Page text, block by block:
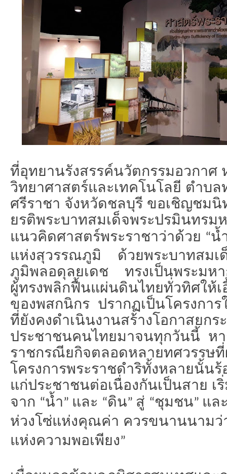
ที่อุทยานรังสรรค์นวัตกรรมอวกาศ
วิทยาศาสตร์และเทคโนโลยี ตำบล
ศรีราชา จังหวัดชลบุรี ขอเชิญชมนิ
ยรติพระบาทสมเด็จพระปรมินทรม
แนวคิดศาสตร์พระราชาว่าด้วย “น้
แห่งสุวรรณภูมิ ด้วยพระบาทสมเ
ภูมิพลอดุลยเดช ทรงเป็นพระมห
ผู้ทรงพลิกฟื้นแผ่นดินไทยทั่วทิศให้
ของพสกนิกร ปรากฏเป็นโครงการ
ที่ยังคงดำเนินงานสร้างโอกาสยก
ประชาชนคนไทยมาจนทุกวันนี้ หา
ราชกรณียกิจตลอดหลายทศวรรษ
โครงการพระราชดำริทั้งหลายนั้นร้
แก่ประชาชนต่อเนื่องกันเป็นสาย เ
จาก “น้ำ” และ “ดิน” สู่ “ชุมชน” แล
ห่วงโซ่แห่งคุณค่า ควรขนานนาม
แห่งความพอเพียง”